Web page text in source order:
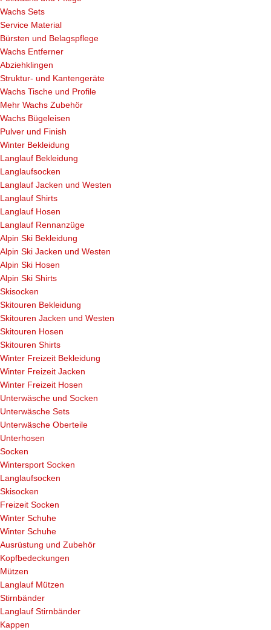
Wachs Sets
Service Material
Bürsten und Belagspflege
Wachs Entferner
Abziehklingen
Struktur- und Kantengeräte
Wachs Tische und Profile
Mehr Wachs Zubehör
Wachs Bügeleisen
Pulver und Finish
Winter Bekleidung
Langlauf Bekleidung
Langlaufsocken
Langlauf Jacken und Westen
Langlauf Shirts
Langlauf Hosen
Langlauf Rennanzüge
Alpin Ski Bekleidung
Alpin Ski Jacken und Westen
Alpin Ski Hosen
Alpin Ski Shirts
Skisocken
Skitouren Bekleidung
Skitouren Jacken und Westen
Skitouren Hosen
Skitouren Shirts
Winter Freizeit Bekleidung
Winter Freizeit Jacken
Winter Freizeit Hosen
Unterwäsche und Socken
Unterwäsche Sets
Unterwäsche Oberteile
Unterhosen
Socken
Wintersport Socken
Langlaufsocken
Skisocken
Freizeit Socken
Winter Schuhe
Winter Schuhe
Ausrüstung und Zubehör
Kopfbedeckungen
Mützen
Langlauf Mützen
Stirnbänder
Langlauf Stirnbänder
Kappen